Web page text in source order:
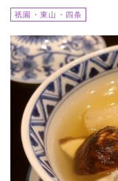
祇園・東山・四条